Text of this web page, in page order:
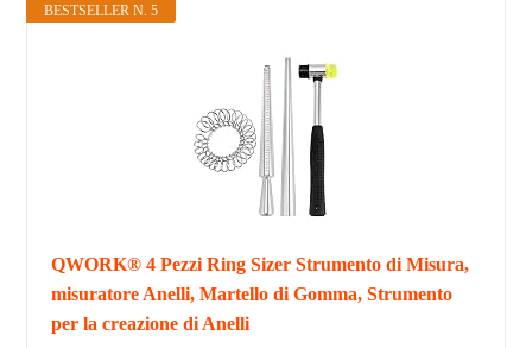
BESTSELLER N. 5
QWORK® 4 Pezzi Ring Sizer Strumento di Misura,
misuratore Anelli, Martello di Gomma, Strumento
per la creazione di Anelli